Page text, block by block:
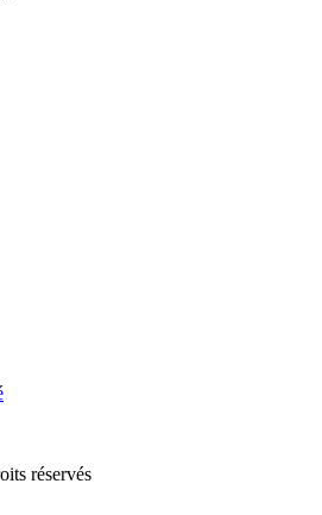
réservés